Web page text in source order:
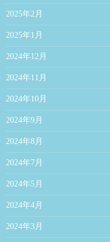
2025年2月
2025年1月
2024年12月
2024年11月
2024年10月
2024年9月
2024年8月
2024年7月
2024年5月
2024年4月
2024年3月